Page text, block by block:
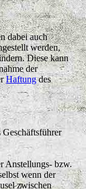
dabei auch
werden,
Diese kann
der
Haftungdes
Anstellungs- bzw.
wenn der
zwischen